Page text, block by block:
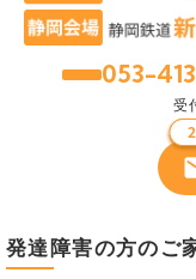
053-
受
発達障害の方のご